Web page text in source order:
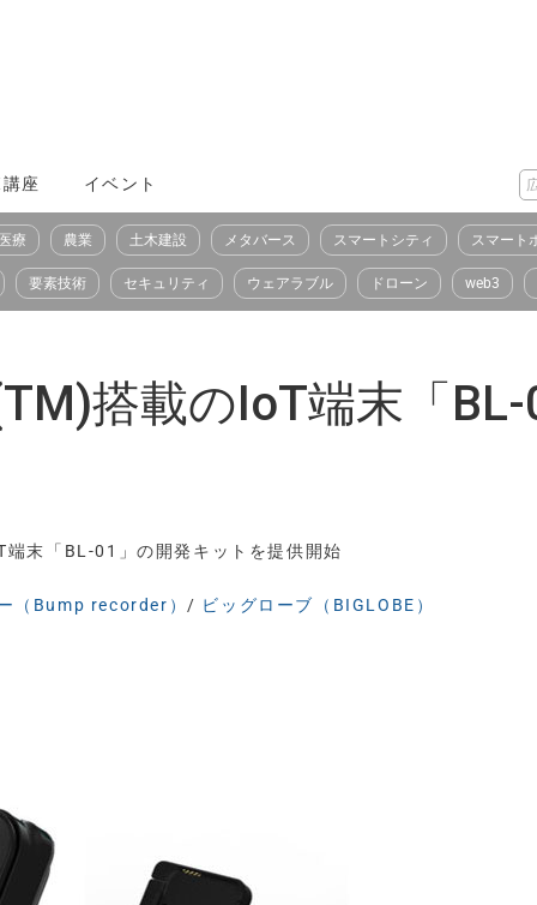
座 イベント
療 農業 土木建設 メタバース スマートシティ スマート
要素技術 セキュリティ ウェアラブル ドローン web3
搭載のIoT端末「
末「BL-01」の開発キットを提供開始
（Bump recorder） / ビッグローブ（BIGLOBE）